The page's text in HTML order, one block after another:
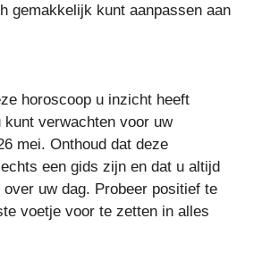
gemakkelijk kunt aanpassen aan
horoscoop u inzicht heeft
kunt verwachten voor uw
mei. Onthoud dat deze
een gids zijn en dat u altijd
uw dag. Probeer positief te
voetje voor te zetten in alles